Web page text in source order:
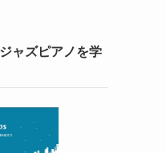
ャズピアノを学